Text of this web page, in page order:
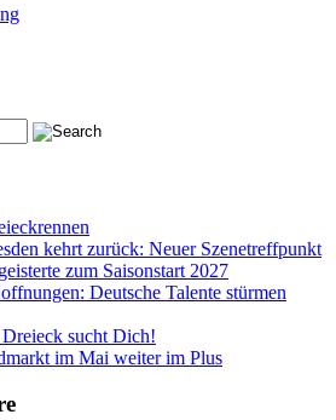
kehrt zurück: Neuer Szenetreffpunkt
zum Saisonstart 2027
Deutsche Talente stürmen
sucht Dich!
im Mai weiter im Plus